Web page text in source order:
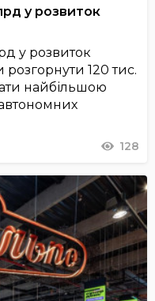
у розвиток
у розвиток
120 тис.
найбільшою
128